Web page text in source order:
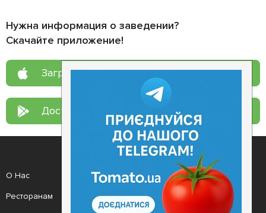
Нужна информация о заведении?
Скачайте приложение!
Загрузите в App Store
Доступно в Google Play
О Нас
Ресторанам
Рецепт дня
Новости